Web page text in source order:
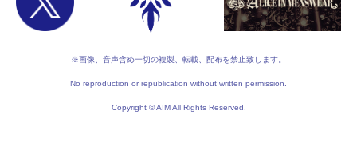
※画像、音声含め一切の複製、転載、配布を禁止致します。
No reproduction or republication without written permission.
Copyright © AIM All Rights Reserved.